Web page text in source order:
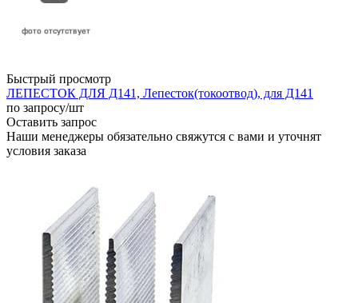
Быстрый просмотр
ЛЕПЕСТОК ДЛЯ Д141, Лепесток(токоотвод), для Д141
по запросу/шт
Оставить запрос
Наши менеджеры обязательно свяжутся с вами и уточнят
условия заказа